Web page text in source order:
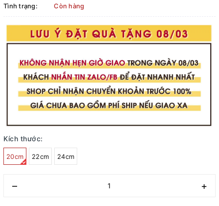
Tình trạng: Còn hàng
Kích thước:
20cm 22cm 24cm
– +